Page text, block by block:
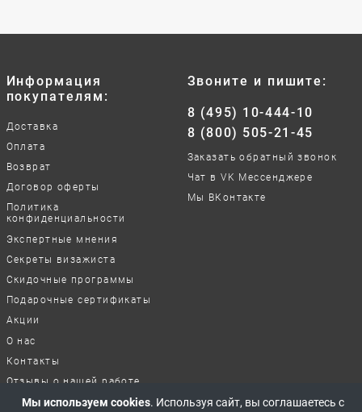
Информация
покупателям:
Доставка
Оплата
Возврат
Договор оферты
Политика
конфиденциальности
Экспертные мнения
Секреты визажиста
Скидочные программы
Подарочные сертификаты
Акции
О нас
Контакты
Отзывы о нашей работе
Звоните и пишите:
8 (495) 10-444-10
8 (800) 505-21-45
Заказать обратный звонок
Чат в VK Мессенджере
Мы ВКонтакте
Мы используем cookies. Используя сайт, вы соглашаетесь с